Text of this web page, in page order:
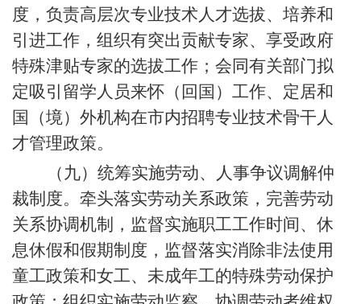
度，负责高层次专业技术人才选拔、培养和
引进工作，组织有突出贡献专家、享受政府
特殊津贴专家的选拔工作；会同有关部门拟
定吸引留学人员来怀（回国）工作、定居和
国（境）外机构在市内招聘专业技术骨干人
才管理政策。
（九）统筹实施劳动、人事争议调解仲
裁制度。牵头落实劳动关系政策，完善劳动
关系协调机制，监督实施职工工作时间、休
息休假和假期制度，监督落实消除非法使用
童工政策和女工、未成年工的特殊劳动保护